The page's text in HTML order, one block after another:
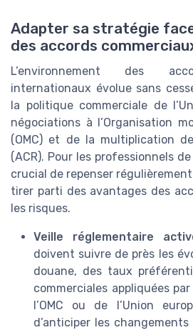
Adapter sa stratégie
des accords
L’environnement des
internationaux évolue sans
la politique commerciale de
négociations à l’Organisation
(OMC) et de la multiplication
(ACR). Pour les professionnels
crucial de repenser
tirer parti des avantages des
les risques.
Veille réglementaire
doivent suivre de près les
douane, des taux
commerciales appliquées
l’OMC ou de l’Union
d’anticiper les changements